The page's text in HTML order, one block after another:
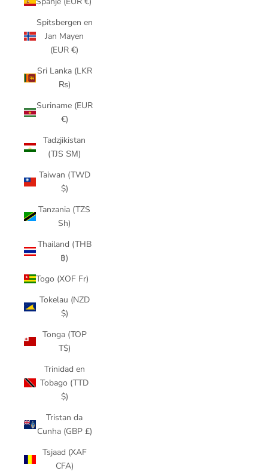
Spitsbergen en
Jan Mayen
(EUR €)
Sri Lanka (LKR
₨)
Suriname (EUR
€)
Tadzjikistan
(TJS ЅМ)
Taiwan (TWD
$)
Tanzania (TZS
Sh)
Thailand (THB
฿)
Togo (XOF Fr)
Tokelau (NZD
$)
Tonga (TOP
T$)
Trinidad en
Tobago (TTD
$)
Tristan da
Cunha (GBP £)
Tsjaad (XAF
CFA)